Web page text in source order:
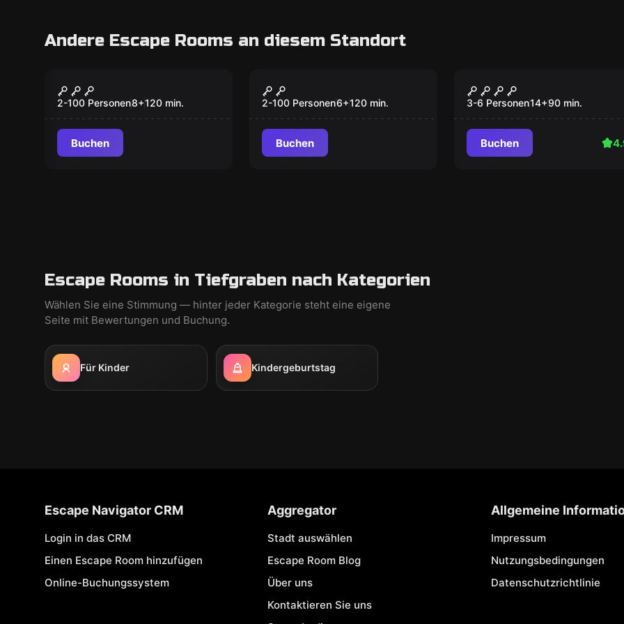
Andere Escape Rooms an diesem Standort
Mystery
2-100 Personen8+120 min.
Buchen
MOONIE
2-100 Personen6+120 min.
Buchen
Herzog Odilo
3-6 Personen14+90 min.
Buchen
Escape Rooms in Tiefgraben nach Kategorien
Wählen Sie eine Stimmung — hinter jeder Kategorie steht eine eigene
Seite mit Bewertungen und Buchung.
Für Kinder Kindergeburtstag
Escape Navigator CRM
Login in das CRM
Einen Escape Room hinzufügen
Online-Buchungssystem
Aggregator
Stadt auswählen
Escape Room Blog
Über uns
Kontaktieren Sie uns
Allgemeine
Impressum
Nutzungsbedingungen
Datenschutzrichtlinie